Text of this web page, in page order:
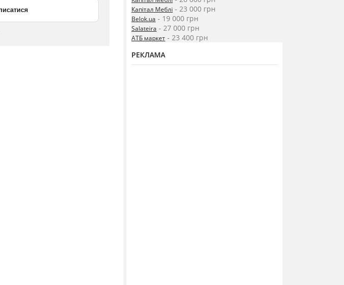
Капітал Меблі - 23 000 грн
Belok.ua - 19 000 грн
Salateira - 27 000 грн
АТБ маркет - 23 400 грн
РЕКЛАМА